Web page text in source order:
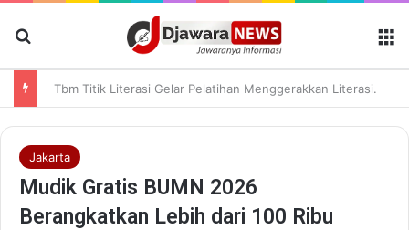
Tbm Titik Literasi Gelar Pelatihan Menggerakkan Literasi Menguatkan Komunitas
Jakarta
Mudik Gratis BUMN 2026
Berangkatkan Lebih dari 100 Ribu